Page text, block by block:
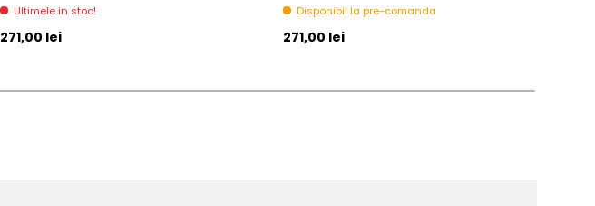
Ultimele in stoc!
Pret initial
271,00 lei
Disponibil la pre-comanda
Pret initial
271,00 lei